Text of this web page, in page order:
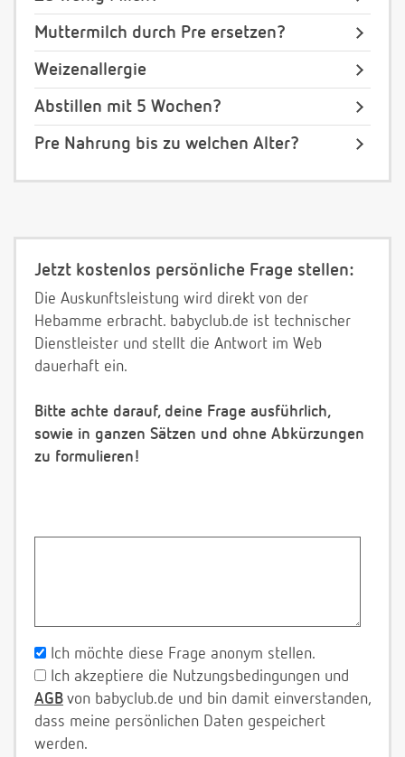
Muttermilch durch Pre ersetzen?
Weizenallergie
Abstillen mit 5 Wochen?
Pre Nahrung bis zu welchen Alter?
Jetzt kostenlos persönliche Frage stellen:
Die Auskunftsleistung wird direkt von der
Hebamme erbracht. babyclub.de ist technischer
Dienstleister und stellt die Antwort im Web
dauerhaft ein.
Bitte achte darauf, deine Frage ausführlich,
sowie in ganzen Sätzen und ohne Abkürzungen
zu formulieren!
Ich möchte diese Frage anonym stellen.
Ich akzeptiere die Nutzungsbedingungen und
AGB von babyclub.de und bin damit einverstanden,
dass meine persönlichen Daten gespeichert
werden.